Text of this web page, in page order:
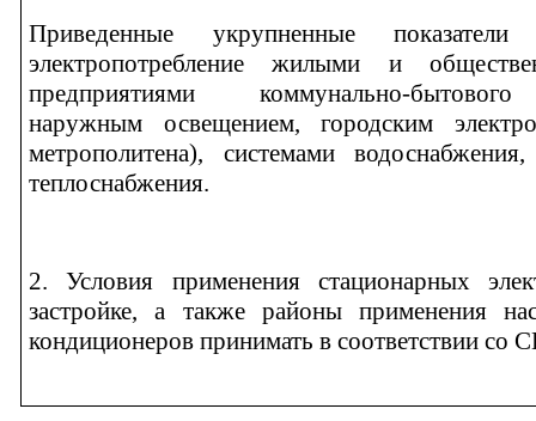
Приведенные укрупненные показатели
электропотребление жилыми и
предприятиями коммунально-
наружным освещением, городским
метрополитена), системами
теплоснабжения.
2. Условия применения стационарных
застройке, а также районы применения
кондиционеров принимать в соответствии со